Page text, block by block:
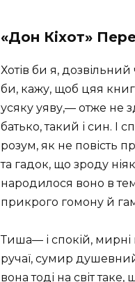
«Дон Кіхот»
Хотів би я,
би, кажу, щоб цяя
усяку уяву,— отже не
батько, такий і син. І
розум, як не повість
та гадок, що зроду
народилося воно в
прикрого гомону й
Тиша— і спокій, мирні
ручаї, сумир
вона тоді на світ